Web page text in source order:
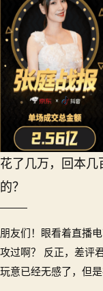
花了几万，回本几
的？
朋友们！眼看着直播
攻过啊？ 反正，差评
玩意已经无感了，但